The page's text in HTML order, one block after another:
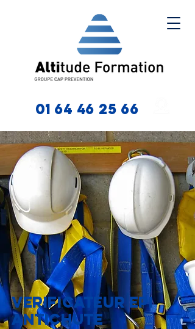
01 64 46 25 66
VERIFICATEUR EPI
ANTICHUTE